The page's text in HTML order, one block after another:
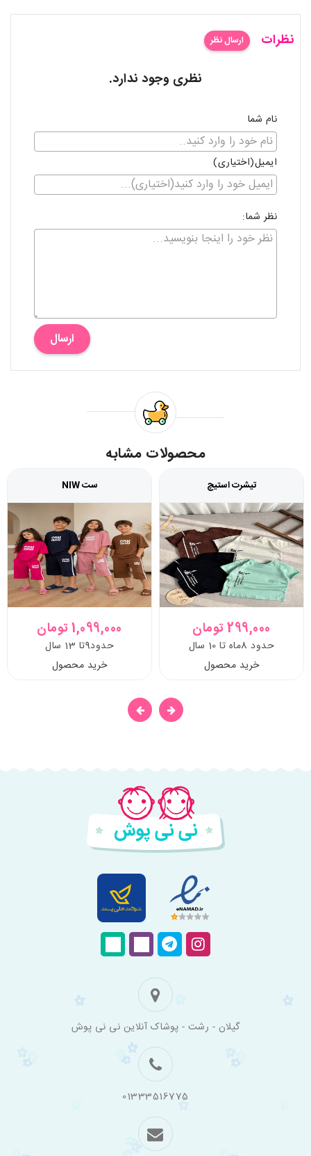
نظرات ارسال نظر
نظری وجود ندارد.
نام شما
ایمیل(اختیاری)
نظر شما:
ارسال
محصولات مشابه
تیشرت استیچ
299,000 تومان
حدود 8ماه تا 10 سال
خرید محصول
ست NIW
1,099,000 تومان
حدود9تا 13 سال
خرید محصول
گیلان - رشت - پوشاک آنلاین نی نی پوش
01333516775